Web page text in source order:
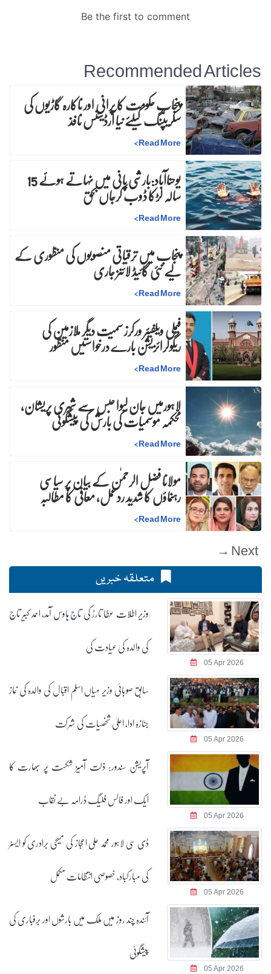
Recommended Articles
پنجاب حکومت کا پرانی اور ناکارہ گاڑیوں کی
سکریپنگ کیلئے نیا آرڈیننس نافذ
Read More
>
یوحناآباد:بارشی پانی میں نہاتے ہوئے 15 سالہ لڑکا ڈوب کرجاں بحق
Read More
>
پنجاب میں ترقیاتی منصوبوں کی منظوری کے
لیے نئی گائیڈ لائنز جاری
Read More
>
فیملی ویلفیئر ورکرز سمیت دیگر ملازمین کی
ریگولرائزیشن بارے درخواستیں منظور
Read More
>
لاہورمیں جان لیوا حبس سے شہری پریشان،
محکمہ موسمیات کی بارش کی پیشگوئی
Read More
>
مولانا فضل الرحمٰن کے بیان پر سیاسی
رہنماؤں کا شدید ردعمل، معافی کا مطالبہ
Read More
>
Next →
متعلقہ خبریں
05 Apr 2026
وزیر اطلات عطا تارڑ کی تاج ہاوس آمد، احمد کبیر تاج
کی والدہ کی عیادت کی
05 Apr 2026
سابق صوبائی وزیر میاں اسلم اقبال کی والدہ کی نماز
جنازہ ادا، اعلیٰ شخصیات کی شرکت
05 Apr 2026
آپریشن سندور: ذلت آمیز شکست پر بھارت کا
ایک اور فالس فلیگ ڈرامہ بے نقاب
05 Apr 2026
ڈی سی لاہور محمد علی اعجاز کی مسیحی برادری کو ایسٹر
کی مبارکباد، خصوصی انتظامات مکمل
05 Apr 2026
آئندہ چند روز میں ملک میں بارشوں اور برفباری کی
پیشگوئی